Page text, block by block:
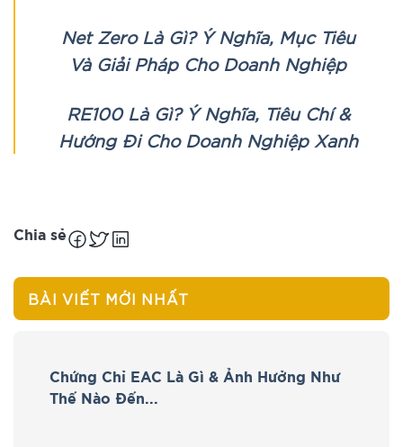
Net Zero Là Gì? Ý Nghĩa, Mục Tiêu
Và Giải Pháp Cho Doanh Nghiệp
RE100 Là Gì? Ý Nghĩa, Tiêu Chí &
Hướng Đi Cho Doanh Nghiệp Xanh
Chia sẻ
BÀI VIẾT MỚI NHẤT
Chứng Chỉ EAC Là Gì & Ảnh Hưởng Như
Thế Nào Đến...